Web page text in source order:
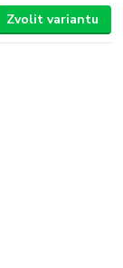
Zvolit variantu